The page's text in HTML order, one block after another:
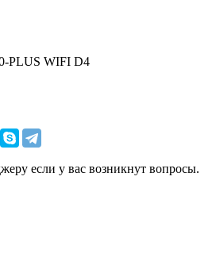
PLUS WIFI D4
если у вас возникнут вопросы.